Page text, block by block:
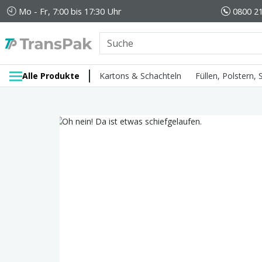
Mo - Fr, 7:00 bis 17:30 Uhr 0800
Alle Produkte Kartons & Schachteln Füllen, Polstern,